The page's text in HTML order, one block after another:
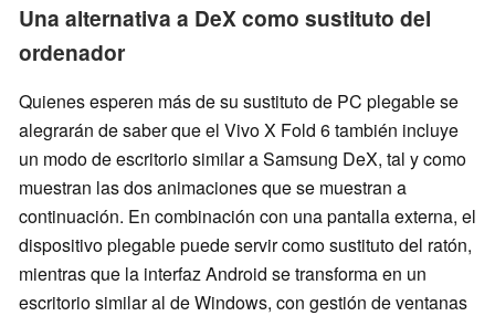
Una alternativa a DeX como sustituto del
ordenador
Quienes esperen más de su sustituto de PC plegable se
alegrarán de saber que el Vivo X Fold 6 también incluye
un modo de escritorio similar a Samsung DeX, tal y como
muestran las dos animaciones que se muestran a
continuación. En combinación con una pantalla externa, el
dispositivo plegable puede servir como sustituto del ratón,
mientras que la interfaz Android se transforma en un
escritorio similar al de Windows, con gestión de ventanas